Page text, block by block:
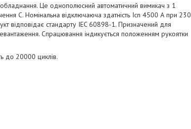
Це однополюсний автоматичний вимикач з 1
C. Номінальна відключаюча здатність Icn 4500 А при 230
відповідає стандарту IEC 60898-1. Призначений для
Спрацювання індикується положенням рукоятки
до 20000 циклів.